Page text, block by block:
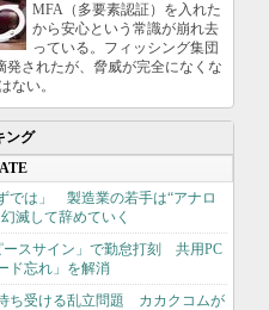
MFA（多要素認証）を入れた
から安心という常識が崩れ去
っている。フィッシング集団
発されたが、脅威が完全になくな
ない。
ング
では」 製造業の若手は“アナロ
滅して辞めていく
ースサイン」で勤怠打刻 共用PC
ド忘れ」を解消
ち受ける乱立問題 カカクコムが